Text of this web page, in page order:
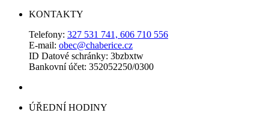
KONTAKTY
Telefony: 327 531 741, 606 710 556
E-mail: obec@chaberice.cz
ID Datové schránky: 3bzbxtw
Bankovní účet: 352052250/0300
ÚŘEDNÍ HODINY